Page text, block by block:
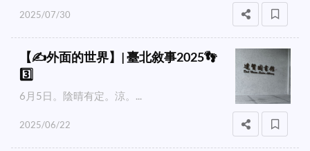
2025/07/30
【✍️外面的世界】| 臺北敘事2025👣
3️⃣
6月5日。陰晴有定。涼。...
2025/06/22